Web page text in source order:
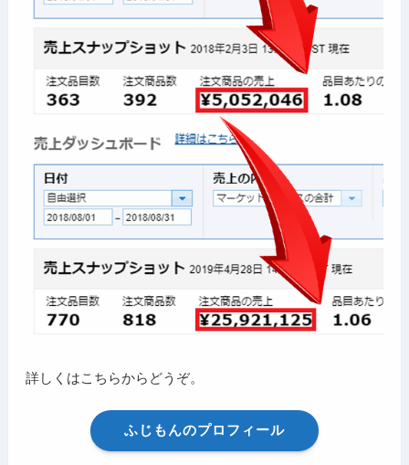
詳しくはこちらからどうぞ。
ふじもんのプロフィール